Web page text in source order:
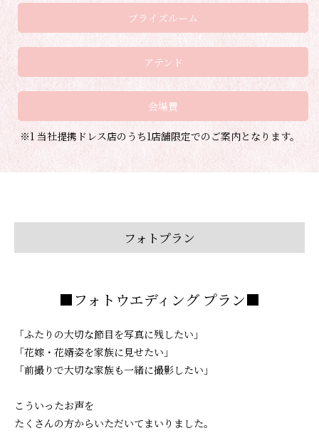
ブライズルーム
アテンド
会場費
※1 当社提携ドレス店のうち1店舗限定でのご案内となります。
フォトプラン
■フォトウエディング プラン■
「ふたりの大切な節目を写真に残したい」
「花嫁・花婿姿を家族に見せたい」
「前撮りで大切な家族も一緒に撮影したい」
こういったお声を
たくさんの方からいただいてまいりました。